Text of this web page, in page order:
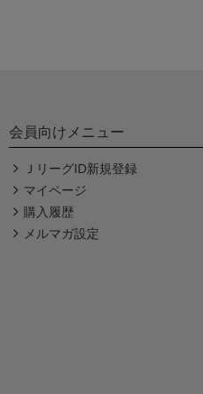
会員向けメニュー
ＪリーグID新規登録
マイページ
購入履歴
メルマガ設定